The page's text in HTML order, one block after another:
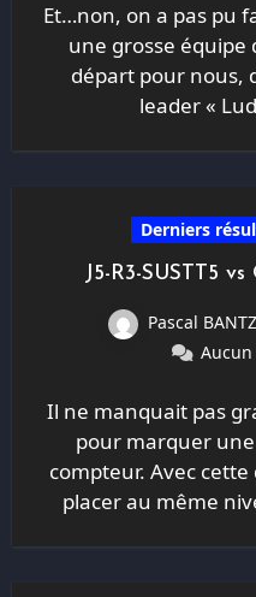
Et…non, on a pas pu
une grosse équipe
départ pour nous,
leader «
Derniers
J5-R3-SUSTT5
Pascal BANTZ
Il ne manquait pas
pour marquer
compteur. Avec
placer au même